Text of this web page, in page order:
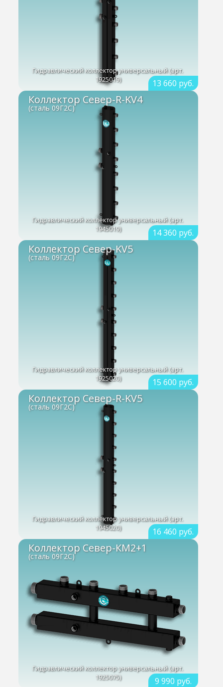
13 660 руб.
Гидравлический коллектор универсальный (арт.
1925019)
14 360 руб.
Коллектор Север-R-KV4
(сталь 09Г2С)
Гидравлический коллектор универсальный (арт.
1945019)
15 600 руб.
Коллектор Север-KV5
(сталь 09Г2С)
Гидравлический коллектор универсальный (арт.
1925020)
16 460 руб.
Коллектор Север-R-KV5
(сталь 09Г2С)
Гидравлический коллектор универсальный (арт.
1945020)
9 990 руб.
Коллектор Север-КМ2+1
(сталь 09Г2С)
Гидравлический коллектор универсальный (арт.
1925075)